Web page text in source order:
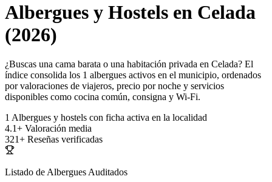
Albergues y Hostels en Celada
(2026)
¿Buscas una cama barata o una habitación privada en Celada? El
índice consolida los 1 albergues activos en el municipio, ordenados
por valoraciones de viajeros, precio por noche y servicios
disponibles como cocina común, consigna y Wi-Fi.
1 Albergues y hostels con ficha activa en la localidad
4.1+ Valoración media
321+ Reseñas verificadas
Listado de Albergues Auditados